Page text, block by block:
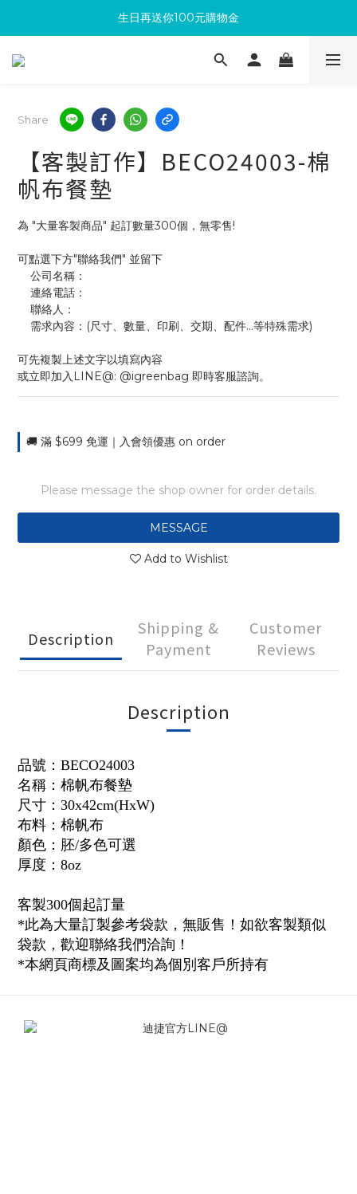
滿300回饋10%購物金
生日再送你100元購物金
加入成為新會員 馬上領取50元購物金
Share
【客製訂作】BECO24003-棉
帆布餐墊
為 "大量客製商品" 起訂數量300個，無零售!
可點選下方"聯絡我們" 並留下
    公司名稱：
    連絡電話：
    聯絡人：
    需求內容：(尺寸、數量、印刷、交期、配件...等特殊需求)
可先複製上述文字以填寫內容
或立即加入LINE@: @igreenbag 即時客服諮詢。
🚚 滿 $699 免運｜入會領優惠 on order
Please message the shop owner for order details.
MESSAGE
Add to Wishlist
Description
Shipping &
Payment
Customer
Reviews
Description
品號： BECO24003
名稱： 棉帆布餐墊
尺寸：30x42cm(HxW)
布料： 棉帆布
顏色：胚/多色可選
厚度：8oz
客製300個起訂量
*此為大量訂製參考袋款，無販售！如欲客製類似
袋款，歡迎聯絡我們洽詢！
*本網頁商標及圖案均為個別客戶所持有